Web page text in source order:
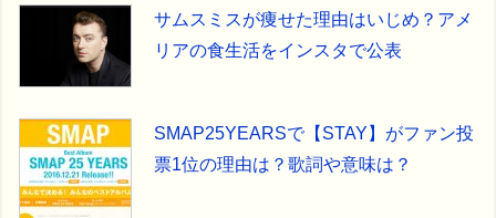
サムスミスが痩せた理由はいじめ？アメ
リアの食生活をインスタで公表
SMAP25YEARSで【STAY】がファン投
票1位の理由は？歌詞や意味は？